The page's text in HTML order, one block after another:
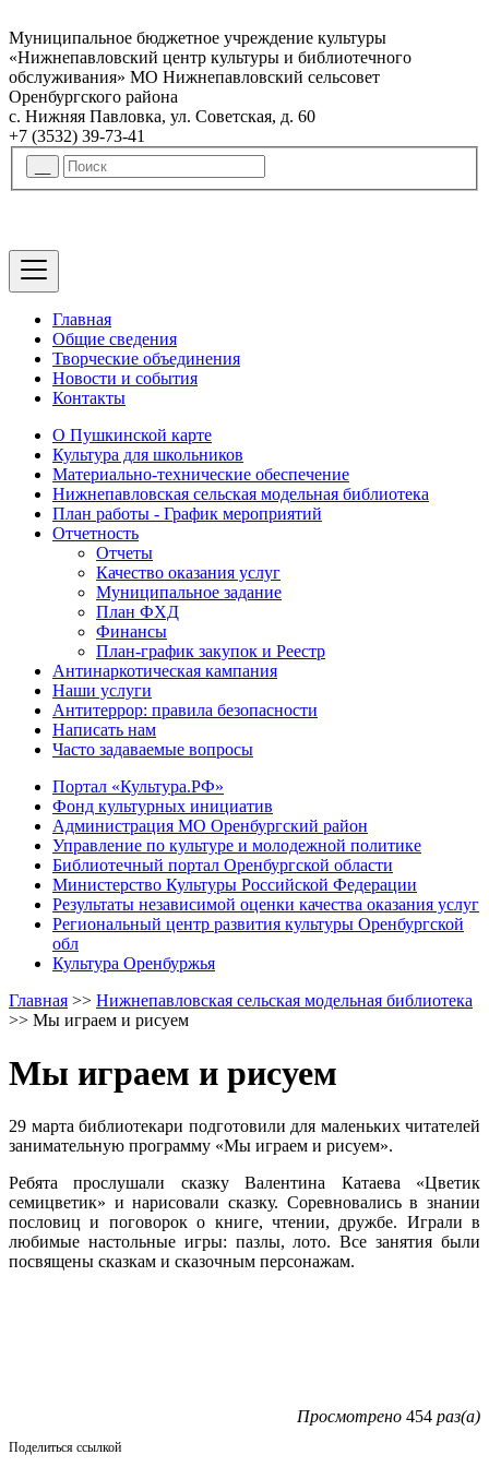
Муниципальное бюджетное учреждение культуры
«Нижнепавловский центр культуры и библиотечного
обслуживания» МО Нижнепавловский сельсовет
Оренбургского района
с. Нижняя Павловка, ул. Советская, д. 60
+7 (3532) 39-73-41
Главная
Общие сведения
Творческие объединения
Новости и события
Контакты
О Пушкинской карте
Культура для школьников
Материально-технические обеспечение
Нижнепавловская сельская модельная библиотека
План работы - График мероприятий
Отчетность
Отчеты
Качество оказания услуг
Муниципальное задание
План ФХД
Финансы
План-график закупок и Реестр
Антинаркотическая кампания
Наши услуги
Антитеррор: правила безопасности
Написать нам
Часто задаваемые вопросы
Портал «Культура.РФ»
Фонд культурных инициатив
Администрация МО Оренбургский район
Управление по культуре и молодежной политике
Библиотечный портал Оренбургской области
Министерство Культуры Российской Федерации
Результаты независимой оценки качества оказания услуг
Региональный центр развития культуры Оренбургской
обл
Культура Оренбуржья
Главная >> Нижнепавловская сельская модельная библиотека
>> Мы играем и рисуем
Мы играем и рисуем
29 марта библиотекари подготовили для маленьких читателей
занимательную программу «Мы играем и рисуем».
Ребята прослушали сказку Валентина Катаева «Цветик
семицветик» и нарисовали сказку. Соревновались в знании
пословиц и поговорок о книге, чтении, дружбе. Играли в
любимые настольные игры: пазлы, лото. Все занятия были
посвящены сказкам и сказочным персонажам.
Просмотрено 454 раз(а)
Поделиться ссылкой